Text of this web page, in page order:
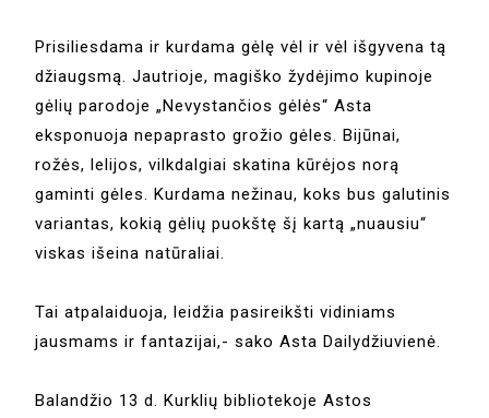
Prisiliesdama ir kurdama gėlę vėl ir vėl išgyvena tą
džiaugsmą. Jautrioje, magiško žydėjimo kupinoje
gėlių parodoje „Nevystančios gėlės“ Asta
eksponuoja nepaprasto grožio gėles. Bijūnai,
rožės, lelijos, vilkdalgiai skatina kūrėjos norą
gaminti gėles. Kurdama nežinau, koks bus galutinis
variantas, kokią gėlių puokštę šį kartą „nuausiu“
viskas išeina natūraliai.
Tai atpalaiduoja, leidžia pasireikšti vidiniams
jausmams ir fantazijai,- sako Asta Dailydžiuvienė.
Balandžio 13 d. Kurklių bibliotekoje Astos